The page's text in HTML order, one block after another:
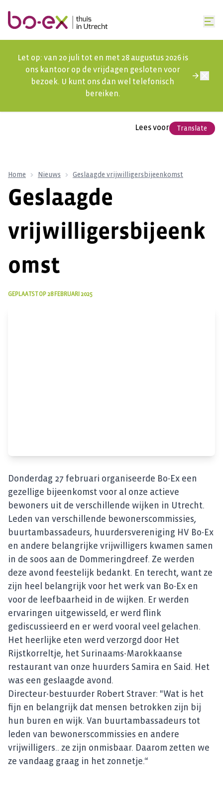
Let op: van 20 juli tot en met 28 augustus 2026 is
ons kantoor op de vrijdagen gesloten voor
bezoek. U kunt ons dan wel telefonisch
bereiken.
Lees voor Translate
Home Nieuws Geslaagde vrijwilligersbijeenkomst
Geslaagde
vrijwilligersbijeenk
omst
GEPLAATST OP28 FEBRUARI 2025
Donderdag 27 februari organiseerde Bo-Ex een
gezellige bijeenkomst voor al onze actieve
bewoners uit de verschillende wijken in Utrecht.
Leden van verschillende bewonerscommissies,
buurtambassadeurs, huurdersvereniging HV Bo-Ex
en andere belangrijke vrijwilligers kwamen samen
in de soos aan de Dommeringdreef. Ze werden
deze avond feestelijk bedankt. En terecht, want ze
zijn heel belangrijk voor het werk van Bo-Ex en
voor de leefbaarheid in de wijken. Er werden
ervaringen uitgewisseld, er werd flink
gediscussieerd en er werd vooral veel gelachen.
Het heerlijke eten werd verzorgd door Het
Rijstkorreltje, het Surinaams-Marokkaanse
restaurant van onze huurders Samira en Said. Het
was een geslaagde avond.
Directeur-bestuurder Robert Straver: "Wat is het
fijn en belangrijk dat mensen betrokken zijn bij
hun buren en wijk. Van buurtambassadeurs tot
leden van bewonerscommissies en andere
vrijwilligers.. ze zijn onmisbaar. Daarom zetten we
ze vandaag graag in het zonnetje.“